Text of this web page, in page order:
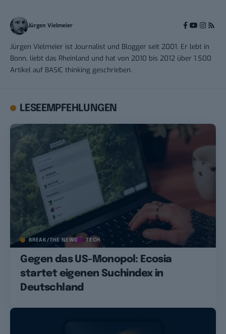
Jürgen Vielmeier
Jürgen Vielmeier ist Journalist und Blogger seit 2001. Er lebt in
Bonn, liebt das Rheinland und hat von 2010 bis 2012 über 1.500
Artikel auf BASIC thinking geschrieben.
LESEEMPFEHLUNGEN
BREAK/THE NEWS TECH
Gegen das US-Monopol: Ecosia
startet eigenen Suchindex in
Deutschland